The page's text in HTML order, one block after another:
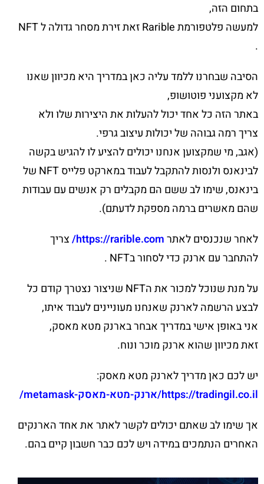
בתחום הזה,
למעשה פלטפורמת Rarible זאת זירת מסחר גדולה ל NFT
.
הסיבה שבחרנו ללמד עליה כאן במדריך היא מכיוון שאנו
לא מקצועני פוטושופ,
באתר הזה כל אחד יכול להעלות את היצירות שלו ולא
צריך רמה גבוהה של יכולות עיצוב גרפי.
(אגב, מי שמקצוען אנחנו יכולים להציע לו להגיש בקשה
לבינאנס ולנסות להתקבל לעבוד במארקט פלייס NFT של
בינאנס, שימו לב ששם הם מקבלים רק אנשים עם עבודות
שהם מאשרים ברמה מספקת לדעתם).
לאחר שנכנסים לאתרhttps://rarible.com/ צריך
להתחבר עם ארנק כדי לסחור בNFT .
על מנת שנוכל למכור את הNFT שניצור נצטרך קודם כל
לבצע הרשמה לארנק שאנחנו מעוניינים לעבוד איתו,
אני באופן אישי במדריך אבחר בארנק מטא מאסק,
זאת מכיוון שהוא ארנק מוכר ונוח.
יש לכם כאן מדריך לארנק מטא מאסק:
https://tradingil.co.il/ארנק-מטא-מאסק-metamask/
אך שימו לב שאתם יכולים לקשר לאתר את אחד הארנקים
האחרים הנתמכים במידה ויש לכם כבר חשבון קיים בהם.